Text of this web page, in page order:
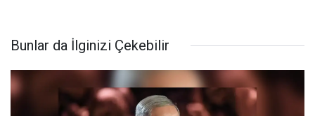
Bunlar da İlginizi Çekebilir